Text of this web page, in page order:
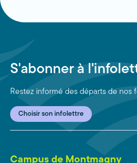
S'abonner à
Restez informé des départs de nos
Choisir son infolettre
Campus de Montmagny